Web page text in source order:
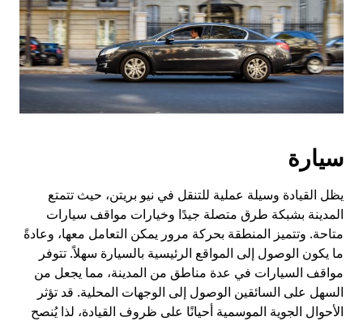
سيارة
يظل القيادة وسيلة عملية للتنقل في نيو بريتن، حيث تتمتع
المدينة بشبكة طرق متصلة جيدًا وخيارات مواقف سيارات
متاحة. وتتميز المنطقة بحركة مرور يمكن التعامل معها، وعادةً
ما يكون الوصول إلى المواقع الرئيسية بالسيارة سهلاً. تتوفر
مواقف السيارات في عدة مناطق من المدينة، مما يجعل من
السهل على السائقين الوصول إلى الوجهات المحلية. قد تؤثر
الأحوال الجوية الموسمية أحيانًا على ظروف القيادة، لذا يُنصح